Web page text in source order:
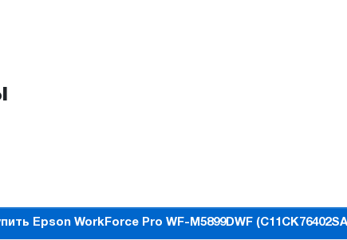
Epson WorkForce Pro WF-M5899DWF